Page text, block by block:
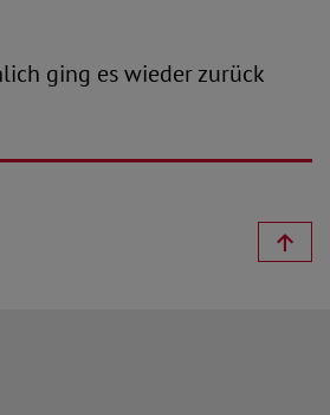
ging es wieder zurück